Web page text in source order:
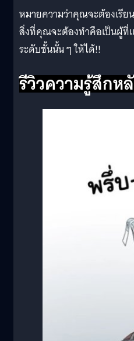
หมายความว่าคุณจะต้องเรีย
สิ่งที่คุณจะต้องทำคือเป็นผู้ที่
ระดับชั้นนั้น ๆ ให้ได้!!
รีวิวความรู้สึกห